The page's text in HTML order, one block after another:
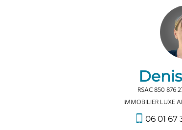
RSAC 850 876
IMMOBILIER LUXE
06 01 67